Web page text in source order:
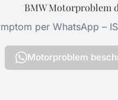
BMW Motorproblem
per WhatsApp –
Motorproblem